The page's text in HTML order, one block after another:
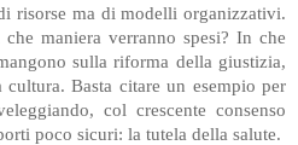
risorse ma di modelli organizzativi.
maniera verranno spesi? In che
sulla riforma della giustizia,
Basta citare un esempio per
col crescente consenso
poco sicuri: la tutela della salute.